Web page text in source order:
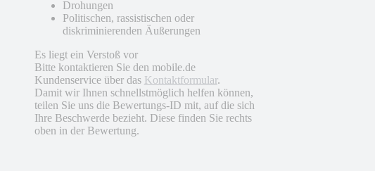
Drohungen
Politischen, rassistischen oder
diskriminierenden Äußerungen
Es liegt ein Verstoß vor
Bitte kontaktieren Sie den mobile.de
Kundenservice über das Kontaktformular.
Damit wir Ihnen schnellstmöglich helfen können,
teilen Sie uns die Bewertungs-ID mit, auf die sich
Ihre Beschwerde bezieht. Diese finden Sie rechts
oben in der Bewertung.